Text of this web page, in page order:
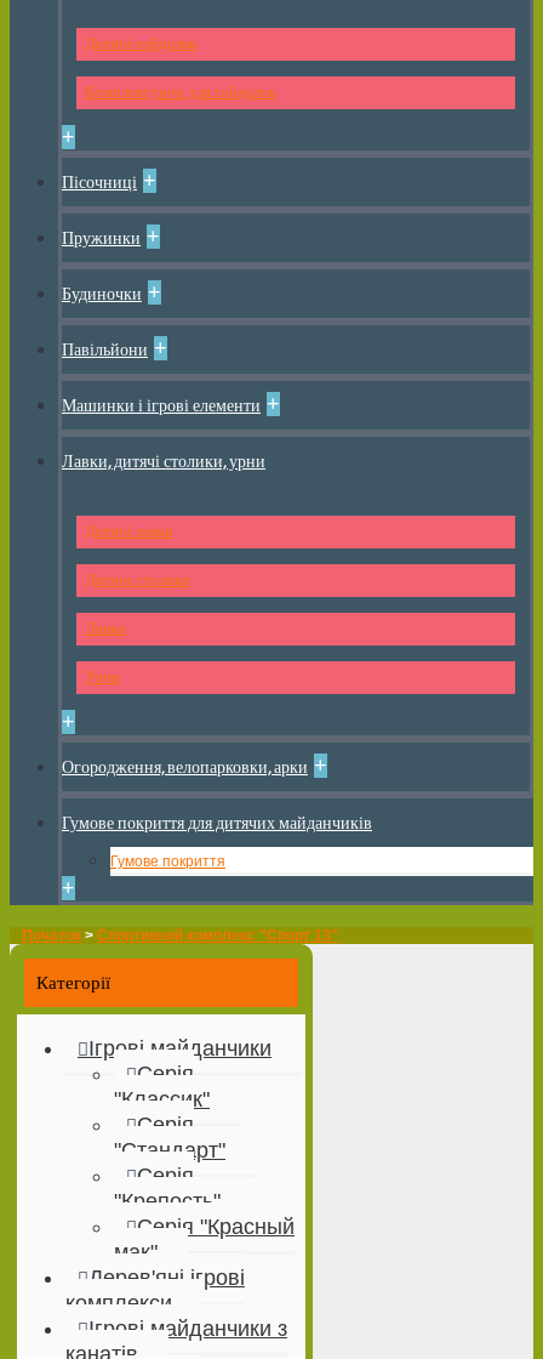
Дитячі гойдалки
Комплектуючі для гойдалок
+
Пісочниці +
Пружинки +
Будиночки +
Павільйони +
Машинки і ігрові елементи +
Лавки, дитячі столики, урни
Дитячі лавки
Дитячі столики
Лавки
Урни
+
Огородження, велопарковки, арки +
Гумове покриття для дитячих майданчиків
Гумове покриття
+
Початок > Спортивний комплекс "Спорт 13"
Категорії
Ігрові майданчики
Серія
"Классик"
Серія
"Стандарт"
Серія
"Крепость"
Серія "Красный
мак"
Дерев'яні ігрові
комплекси
Ігрові майданчики з
канатів